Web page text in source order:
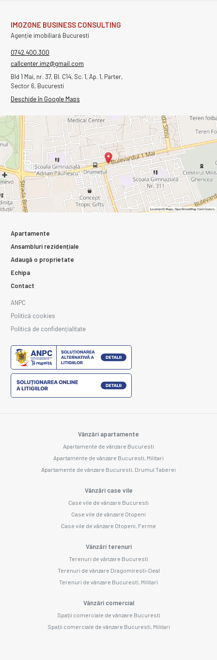
IMOZONE BUSINESS CONSULTING
Agenție imobiliară Bucuresti
0742.400.300
callcenter.imz@gmail.com
Bld 1 Mai, nr. 37, Bl. C14, Sc. 1, Ap. 1, Parter,
Sector 6, Bucuresti
Deschide în Google Maps
Apartamente
Ansambluri rezidențiale
Adaugă o proprietate
Echipa
Contact
ANPC
Politică cookies
Politică de confidențialitate
Vânzări apartamente
Apartamente de vânzare Bucuresti
Apartamente de vânzare Bucuresti, Militari
Apartamente de vânzare Bucuresti, Drumul Taberei
Vânzări case vile
Case vile de vânzare Bucuresti
Case vile de vânzare Otopeni
Case vile de vânzare Otopeni, Ferme
Vânzări terenuri
Terenuri de vânzare Bucuresti
Terenuri de vânzare Dragomiresti-Deal
Terenuri de vânzare Bucuresti, Militari
Vânzări comercial
Spații comerciale de vânzare Bucuresti
Spații comerciale de vânzare Bucuresti, Militari